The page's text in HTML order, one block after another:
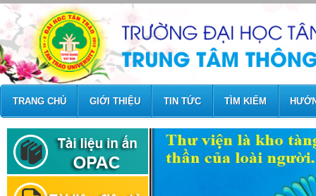
TRANG CHỦ GIỚI THIỆU TIN TỨC TÌM KIẾM